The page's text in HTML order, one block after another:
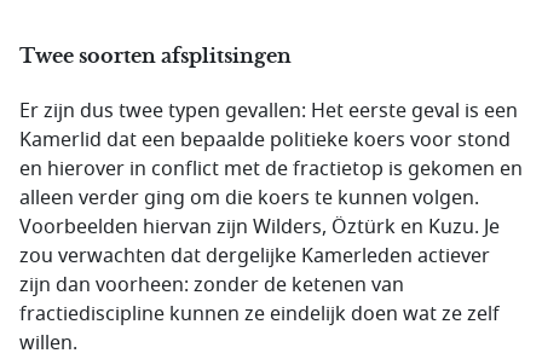
Twee soorten afsplitsingen
Er zijn dus twee typen gevallen: Het eerste geval is een
Kamerlid dat een bepaalde politieke koers voor stond
en hierover in conflict met de fractietop is gekomen en
alleen verder ging om die koers te kunnen volgen.
Voorbeelden hiervan zijn Wilders, Öztürk en Kuzu. Je
zou verwachten dat dergelijke Kamerleden actiever
zijn dan voorheen: zonder de ketenen van
fractiediscipline kunnen ze eindelijk doen wat ze zelf
willen.